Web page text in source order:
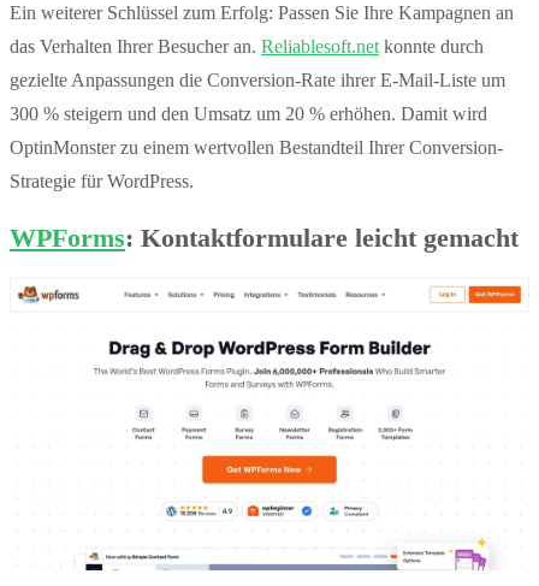
Ein weiterer Schlüssel zum Erfolg: Passen Sie Ihre Kampagnen an
das Verhalten Ihrer Besucher an. Reliablesoft.net konnte durch
gezielte Anpassungen die Conversion-Rate ihrer E-Mail-Liste um
300 % steigern und den Umsatz um 20 % erhöhen. Damit wird
OptinMonster zu einem wertvollen Bestandteil Ihrer Conversion-
Strategie für WordPress.
WPForms: Kontaktformulare leicht gemacht